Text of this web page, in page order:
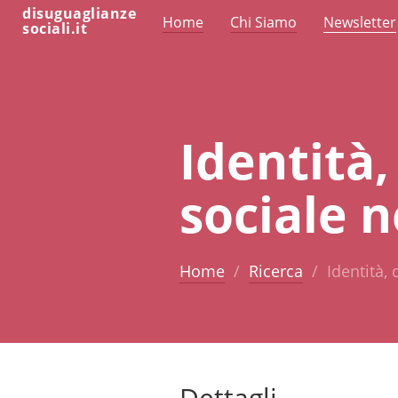
disuguaglianze
sociali.it Home Chi Siamo Newsletter
Identità,
sociale
Home Ricerca Identità,